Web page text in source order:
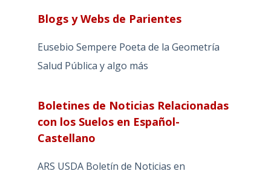
Blogs y Webs de Parientes
Eusebio Sempere Poeta de la Geometría
Salud Pública y algo más
Boletines de Noticias Relacionadas
con los Suelos en Español-
Castellano
ARS USDA Boletín de Noticias en